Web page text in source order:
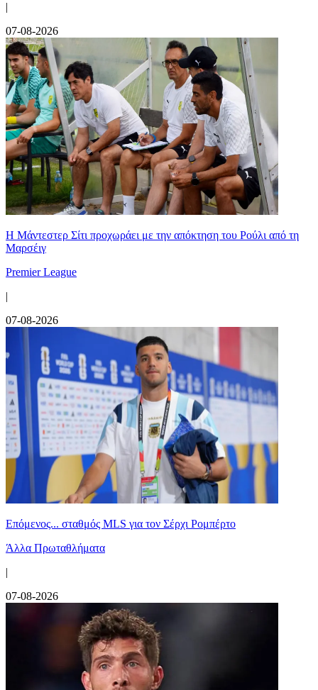
|
07-08-2026
Η Μάντεστερ Σίτι προχωράει με την απόκτηση του Ρούλι από τη
Μαρσέιγ
Premier League
|
07-08-2026
Επόμενος... σταθμός MLS για τον Σέρχι Ρομπέρτο
Άλλα Πρωταθλήματα
|
07-08-2026